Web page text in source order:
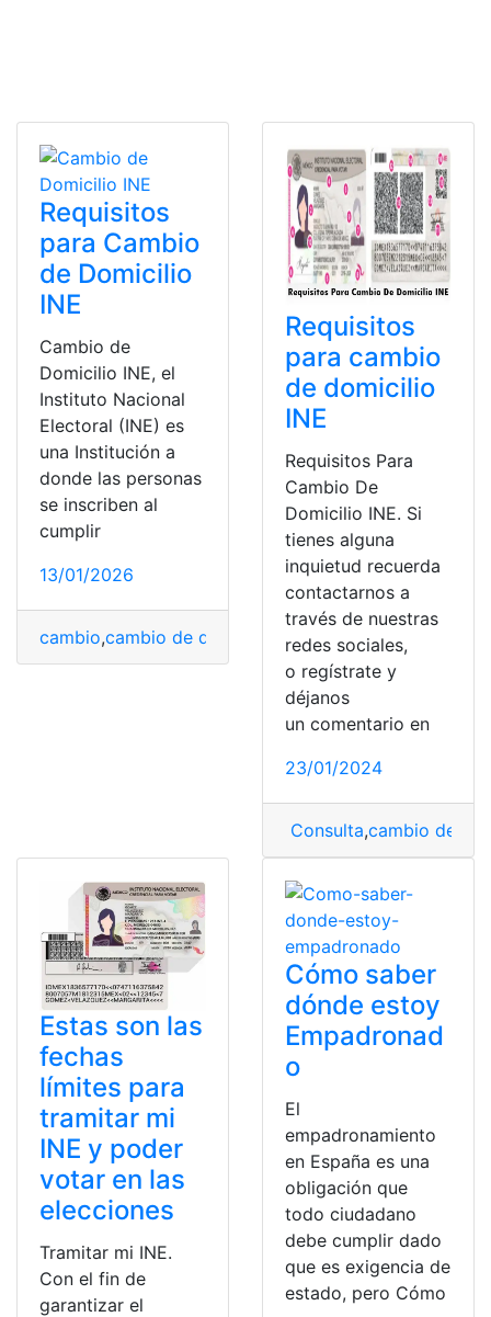
Requisitos
para Cambio
de Domicilio
INE
Cambio de
Domicilio INE, el
Instituto Nacional
Electoral (INE) es
una Institución a
donde las personas
se inscriben al
cumplir
13/01/2026
cambio,cambio de domicilio domicilio,INE,Mexico
Requisitos
para cambio
de domicilio
INE
Requisitos Para
Cambio De
Domicilio INE. Si
tienes alguna
inquietud recuerda
contactarnos a
través de nuestras
redes sociales,
o regístrate y
déjanos
un comentario en
23/01/2024
Consulta,cambio de
Estas son las
fechas
límites para
tramitar mi
INE y poder
votar en las
elecciones
Tramitar mi INE.
Con el fin de
garantizar el
Cómo saber
dónde estoy
Empadronad
o
El
empadronamiento
en España es una
obligación que
todo ciudadano
debe cumplir dado
que es exigencia de
estado, pero Cómo